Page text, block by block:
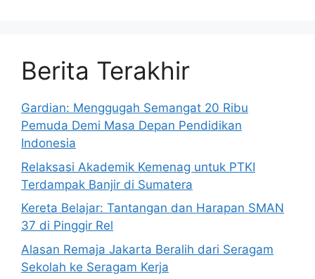
Berita Terakhir
Gardian: Menggugah Semangat 20 Ribu
Pemuda Demi Masa Depan Pendidikan
Indonesia
Relaksasi Akademik Kemenag untuk PTKI
Terdampak Banjir di Sumatera
Kereta Belajar: Tantangan dan Harapan SMAN
37 di Pinggir Rel
Alasan Remaja Jakarta Beralih dari Seragam
Sekolah ke Seragam Kerja